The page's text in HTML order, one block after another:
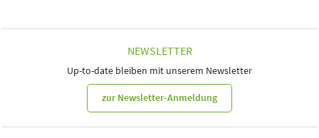
NEWSLETTER
Up-to-date bleiben mit unserem Newsletter
zur Newsletter-Anmeldung